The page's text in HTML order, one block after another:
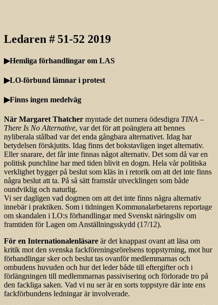
Ledaren # 51-52 2019
▶Hemliga förhandlingar om LAS
▶LO-förbund lämnar i protest
▶Finns ingen medelväg
När Margaret Thatcher myntade det numera ödesdigra TINA –
There Is No Alternative, var det för att poängtera att hennes
nyliberala stålbad var det enda gångbara alternativet. Idag har
betydelsen förskjutits. Idag finns det bokstavligen inget alternativ.
Eller snarare, det får inte finnas något alternativ. Det som då var en
politisk punchline har med tiden blivit en dogm. Hela vår politiska
verklighet bygger på beslut som kläs in i retorik om att det inte finns
några beslut att ta. På så sätt framstår utvecklingen som både
oundviklig och naturlig.
Vi ser dagligen vad dogmen om att det inte finns några alternativ
innebär i praktiken. Som i tidningen Kommunalarbetarens reportage
om skandalen i LO:s förhandlingar med Svenskt näringsliv om
framtiden för Lagen om Anställningsskydd (17/12).
För en Internationalenläsare är det knappast ovant att läsa om
kritik mot den svenska fackföreningsrörelsens toppstyrning, mot hur
förhandlingar sker och beslut tas ovanför medlemmarnas och
ombudens huvuden och hur det leder både till eftergifter och i
förlängningen till medlemmarnas passivisering och förlorade tro på
den fackliga saken. Vad vi nu ser är en sorts topp­styre där inte ens
fackförbundens ledningar är involverade.